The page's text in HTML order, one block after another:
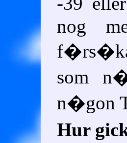
nog
f�rs�ka
som
n�gon
Hur